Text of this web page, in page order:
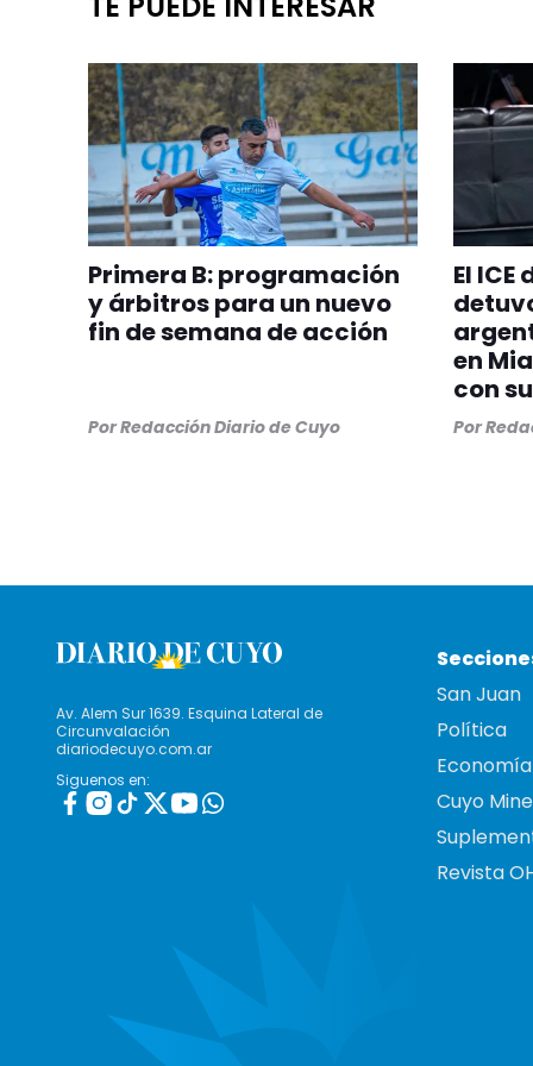
Primera B: programación
y árbitros para un nuevo
fin de semana de acción
PorRedacción Diario de Cuyo
El ICE
en
con
Por
Av. Alem Sur 1639. Esquina Lateral de
Circunvalación
diariodecuyo.com.ar
Siguenos en:
San Juan
Política
Economía
Cuyo
Revista